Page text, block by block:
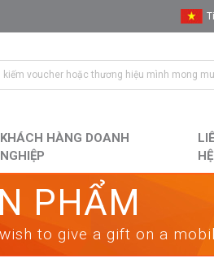
KHÁCH HÀNG DOANH
NGHIỆP
HỆ
PHẨM
to give a gift on a